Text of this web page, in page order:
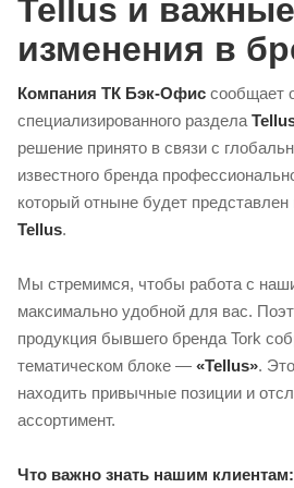
Tellus и важные
изменения в
Компания ТК Бэк-Офис сообщает
специализированного раздела
решение принято в связи с
известного бренда
который отныне будет
Tellus.
Мы стремимся, чтобы работа с
максимально удобной для вас.
продукция бывшего бренда Tork
тематическом блоке — «Tellus».
находить привычные позиции и
ассортимент.
Что важно знать нашим клиентам: